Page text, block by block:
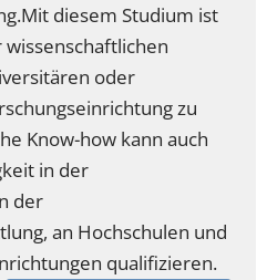
Mit diesem Studium ist
wissenschaftlichen
oder
zu
Know-how kann auch
in der
der
an Hochschulen und
qualifizieren.